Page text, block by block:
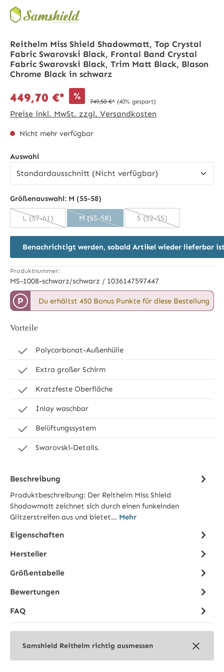
Reithelm Miss Shield Shadowmatt, Top Crystal
Fabric Swarovski Black, Frontal Band Crystal
Fabric Swarovski Black, Trim Matt Black, Blason
Chrome Black in schwarz
449,70 €* % 749,50 €* (40% gespart)
Preise inkl. MwSt. zzgl. Versandkosten
Nicht mehr verfügbar
Auswahl
Größenauswahl: M (55-58)
L (57-61)
(Diese Option ist zurzeit nicht verfügbar.)
M (55-58)
(Diese Option ist zurzeit nicht verfügbar.)
S (52-55)
(Diese Option ist
Benachrichtigt werden, sobald Artikel wieder lieferbar
Produktnummer:
MS-1008-schwarz/schwarz / 1036147597447
P Du erhältst 450 Bonus Punkte für diese Bestellung
Vorteile
Polycarbonat-Außenhülle
Extra großer Schirm
Kratzfeste Oberfläche
Inlay waschbar
Belüftungssystem
Swarovski-Details.
Beschreibung
Produktbeschreibung: Der Reithelm Miss Shield
Shadowmatt zeichnet sich durch einen funkelnden
Glitzerstreifen aus und bietet… Mehr
Eigenschaften
Hersteller
Größentabelle
Bewertungen
FAQ
Samshield Reithelm richtig ausmessen